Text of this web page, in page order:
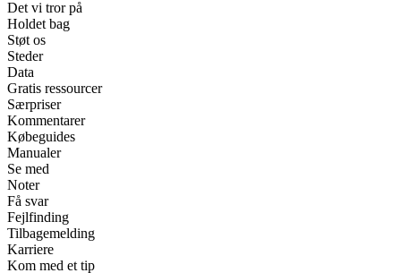
Det vi tror på
Holdet bag
Støt os
Steder
Data
Gratis ressourcer
Særpriser
Kommentarer
Købeguides
Manualer
Se med
Noter
Få svar
Fejlfinding
Tilbagemelding
Karriere
Kom med et tip